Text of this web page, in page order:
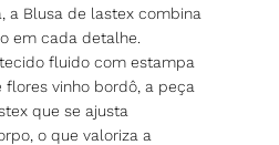
a Blusa de lastex combina
em cada detalhe.
fluido com estampa
vinho bordô, a peça
que se ajusta
o que valoriza a